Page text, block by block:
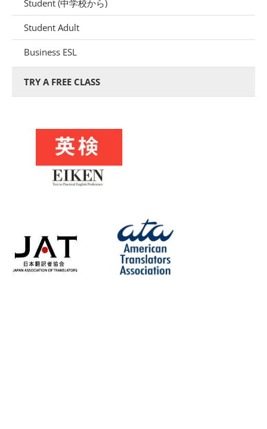
Student (中学校から)
Student Adult
Business ESL
TRY A FREE CLASS